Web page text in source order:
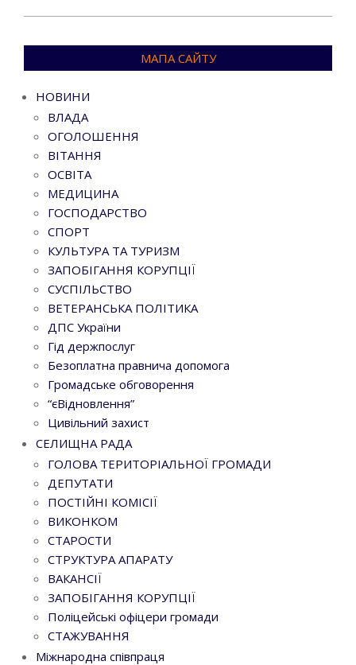
МАПА САЙТУ
НОВИНИ
ВЛАДА
ОГОЛОШЕННЯ
ВІТАННЯ
ОСВІТА
МЕДИЦИНА
ГОСПОДАРСТВО
СПОРТ
КУЛЬТУРА ТА ТУРИЗМ
ЗАПОБІГАННЯ КОРУПЦІЇ
СУСПІЛЬСТВО
ВЕТЕРАНСЬКА ПОЛІТИКА
ДПС України
Гід держпослуг
Безоплатна правнича допомога
Громадське обговорення
“єВідновлення”
Цивільний захист
СЕЛИЩНА РАДА
ГОЛОВА ТЕРИТОРІАЛЬНОЇ ГРОМАДИ
ДЕПУТАТИ
ПОСТІЙНІ КОМІСІЇ
ВИКОНКОМ
СТАРОСТИ
СТРУКТУРА АПАРАТУ
ВАКАНСІЇ
ЗАПОБІГАННЯ КОРУПЦІЇ
Поліцейські офіцери громади
СТАЖУВАННЯ
Міжнародна співпраця